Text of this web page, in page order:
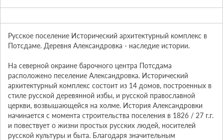
Русское поселение Исторический архитектурный комплекс в
Потсдаме. Деревня Александровка - наследие истории.
На северной окраине барочного центра Потсдама
расположено песеление Александровка. Исторический
архитектурный комплекс состоит из 14 домов, построенных в
стиле русской деревянной избы, и русской православной
церкви, возвышающейся на холме. История Александровки
начинается с момента строительства поселения в 1826 / 27 г.г.
и повествует о жизни простых русских людей, носителей
русской культуры и быта. Благодаря значительным